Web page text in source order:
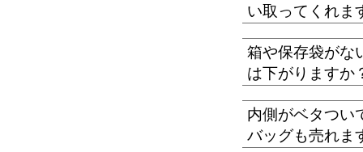
い取ってくれま
箱や保存袋がな
は下がりますか
内側がベタつい
バッグも売れま